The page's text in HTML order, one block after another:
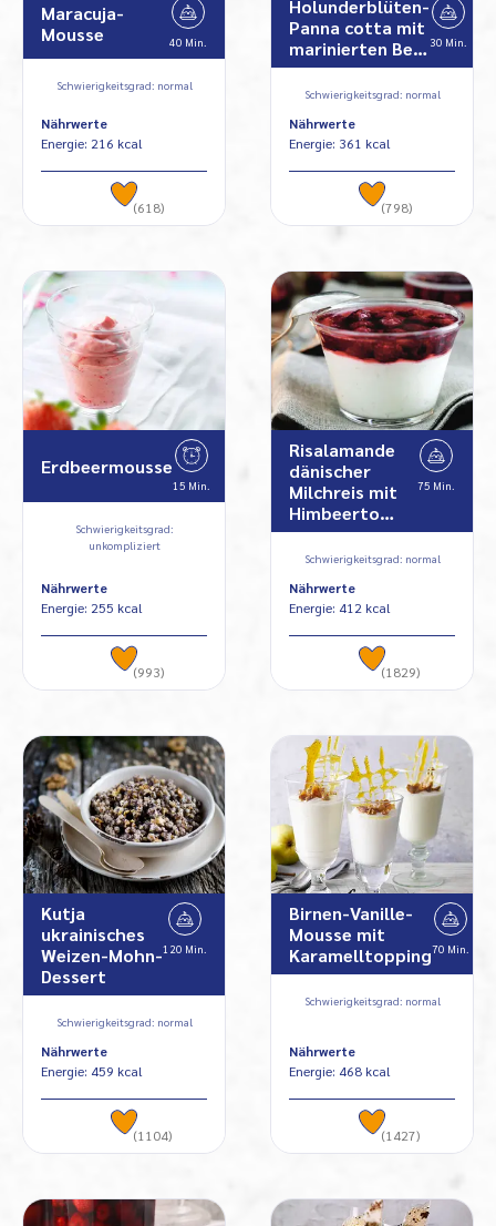
Maracuja-
Mousse
40 Min.
Schwierigkeitsgrad: normal
Nährwerte
Energie: 216 kcal
(618)
Holunderblüten-
Panna cotta mit
marinierten Be… 30 Min.
Schwierigkeitsgrad: normal
Nährwerte
Energie: 361 kcal
(798)
Erdbeermousse
15 Min.
Schwierigkeitsgrad:
unkompliziert
Nährwerte
Energie: 255 kcal
(993)
Risalamande
dänischer
Milchreis mit
Himbeerto…
75 Min.
Schwierigkeitsgrad: normal
Nährwerte
Energie: 412 kcal
(1829)
Kutja
ukrainisches
Weizen-Mohn-
Dessert
120 Min.
Schwierigkeitsgrad: normal
Nährwerte
Energie: 459 kcal
(1104)
Birnen-Vanille-
Mousse mit
Karamelltopping70 Min.
Schwierigkeitsgrad: normal
Nährwerte
Energie: 468 kcal
(1427)